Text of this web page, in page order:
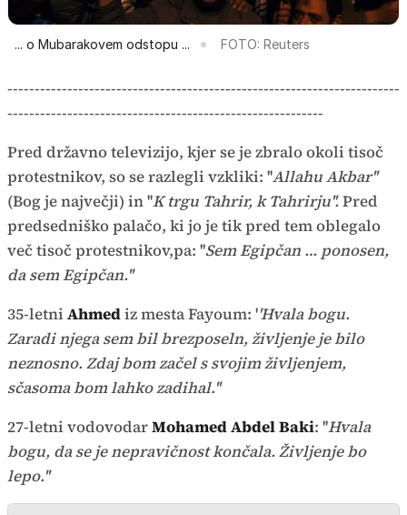
... o Mubarakovem odstopu ... FOTO: Reuters
------------------------------------------------------------------------
----------------------------------------------------------
Pred državno televizijo, kjer se je zbralo okoli tisoč
protestnikov, so se razlegli vzkliki: ''Allahu Akbar''
(Bog je največji) in ''K trgu Tahrir, k Tahrirju''.Pred
predsedniško palačo, ki jo je tik pred tem oblegalo
več tisoč protestnikov,pa: ''Sem Egipčan … ponosen,
da sem Egipčan.''
35-letni Ahmediz mesta Fayoum: ''Hvala bogu.
Zaradi njega sem bil brezposeln, življenje je bilo
neznosno. Zdaj bom začel s svojim življenjem,
sčasoma bom lahko zadihal.''
27-letni vodovodarMohamed Abdel Baki: ''Hvala
bogu, da se je nepravičnost končala. Življenje bo
lepo.''